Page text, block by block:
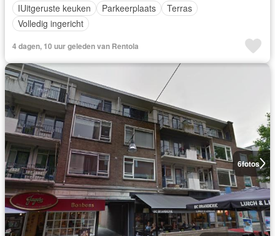
IUitgeruste keuken
Parkeerplaats
Terras
Volledig ingericht
4 dagen, 10 uur geleden van Rentola
6fotos